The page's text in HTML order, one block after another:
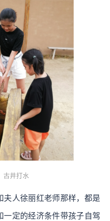
古井打水
夫人徐丽红老师那样，都是
一定的经济条件带孩子自驾